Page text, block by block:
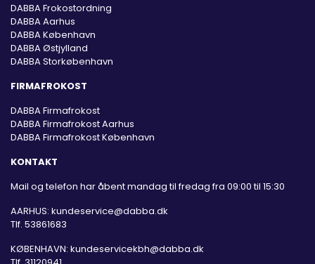
DABBA Frokostordning
DABBA Aarhus
DABBA København
DABBA Østjylland
DABBA Storkøbenhavn
FIRMAFROKOST
DABBA Firmafrokost
DABBA Firmafrokost Aarhus
DABBA Firmafrokost København
KONTAKT
Mail og telefon har åbent mandag til fredag fra 09:00 til 15:30
AARHUS: kundeservice@dabba.dk
Tlf. 53861683
KØBENHAVN: kundeservicekbh@dabba.dk